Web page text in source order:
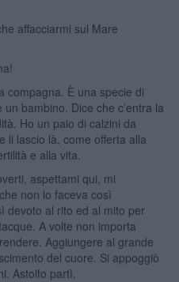
affacciarmi sul Mare
compagna. È una specie di
bambino. Dice che c’entra la
Ho un paio di calzini da
li lascio là, come offerta alla
e alla vita.
aspettami qui, mi
non lo faceva così
devoto al rito ed al mito per
A volte non importa
Aggiungere al grande
del cuore. Si appoggiò
Astolfo partì.